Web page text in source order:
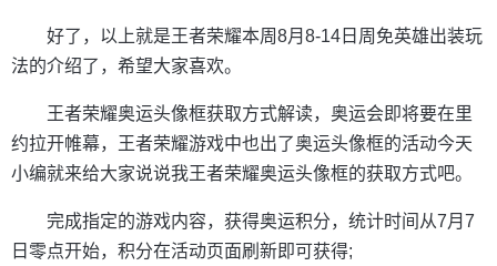
好了，以上就是王者荣耀本周8月8-14日周免英雄出装玩
法的介绍了，希望大家喜欢。
王者荣耀奥运头像框获取方式解读，奥运会即将要在里
约拉开帷幕，王者荣耀游戏中也出了奥运头像框的活动今天
小编就来给大家说说我王者荣耀奥运头像框的获取方式吧。
完成指定的游戏内容，获得奥运积分，统计时间从7月7
日零点开始，积分在活动页面刷新即可获得;